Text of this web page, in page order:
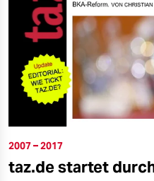
2007 – 2017
taz.de startet